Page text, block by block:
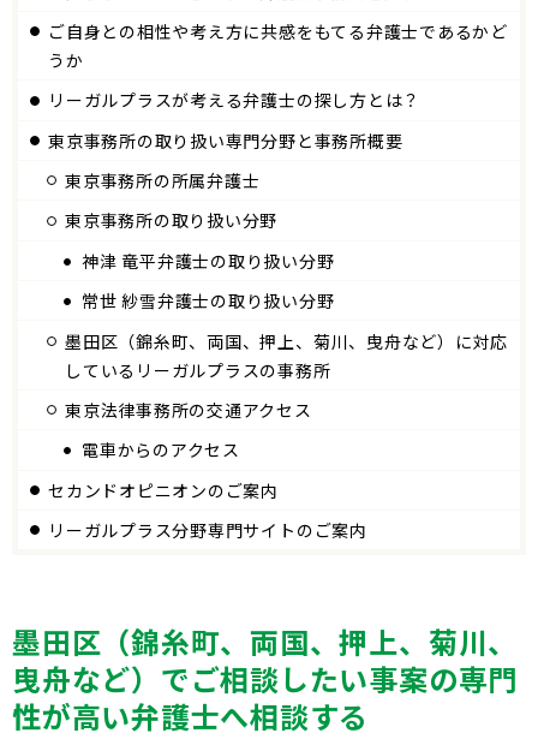
ご自身との相性や考え方に共感をもてる弁護士であるかど
うか
リーガルプラスが考える弁護士の探し方とは？
東京事務所の取り扱い専門分野と事務所概要
東京事務所の所属弁護士
東京事務所の取り扱い分野
神津 竜平弁護士の取り扱い分野
常世 紗雪弁護士の取り扱い分野
墨田区（錦糸町、両国、押上、菊川、曳舟など）に対応
しているリーガルプラスの事務所
東京法律事務所の交通アクセス
電車からのアクセス
セカンドオピニオンのご案内
リーガルプラス分野専門サイトのご案内
墨田区（錦糸町、両国、押上、菊川、
曳舟など）でご相談したい事案の専門
性が高い弁護士へ相談する